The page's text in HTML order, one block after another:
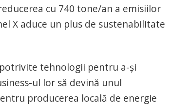
cu 740 tone/an a emisiilor
X aduce un plus de sustenabilitate
tehnologii pentru a-și
ul lor să devină unul
producerea locală de energie